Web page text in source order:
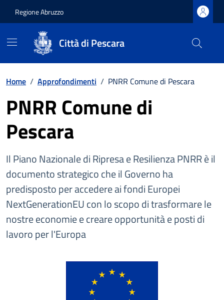
Regione Abruzzo
Città di Pescara
Home / Approfondimenti / PNRR Comune di Pescara
PNRR Comune di
Pescara
Il Piano Nazionale di Ripresa e Resilienza PNRR è il
documento strategico che il Governo ha
predisposto per accedere ai fondi Europei
NextGenerationEU con lo scopo di trasformare le
nostre economie e creare opportunità e posti di
lavoro per l'Europa